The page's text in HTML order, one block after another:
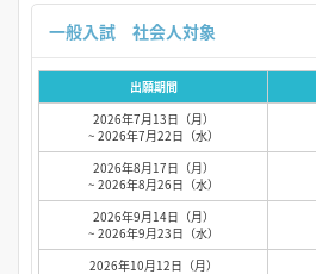
出願期間
2026年7月13日（月）
~ 2026年7月22日（水）
2026年8月17日（月）
~ 2026年8月26日（水）
2026年9月14日（月）
~ 2026年9月23日（水）
2026年10月12日（月）